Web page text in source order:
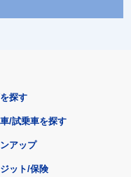
探す
/試乗車を探す
アップ
ット/保険